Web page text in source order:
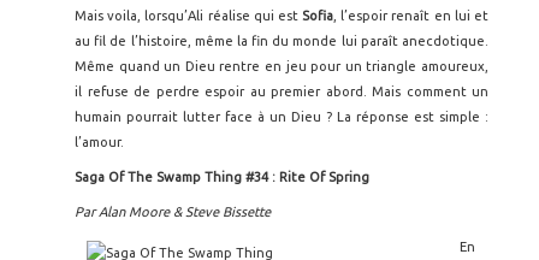
Mais voila, lorsqu’Ali réalise qui est Sofia , l’espoir renaît en lui et
au fil de l’histoire, même la fin du monde lui paraît anecdotique.
Même quand un Dieu rentre en jeu pour un triangle amoureux,
il refuse de perdre espoir au premier abord. Mais comment un
humain pourrait lutter face à un Dieu ? La réponse est simple :
l’amour.
Saga Of The Swamp Thing #34 : Rite Of Spring
Par Alan Moore & Steve Bissette
En